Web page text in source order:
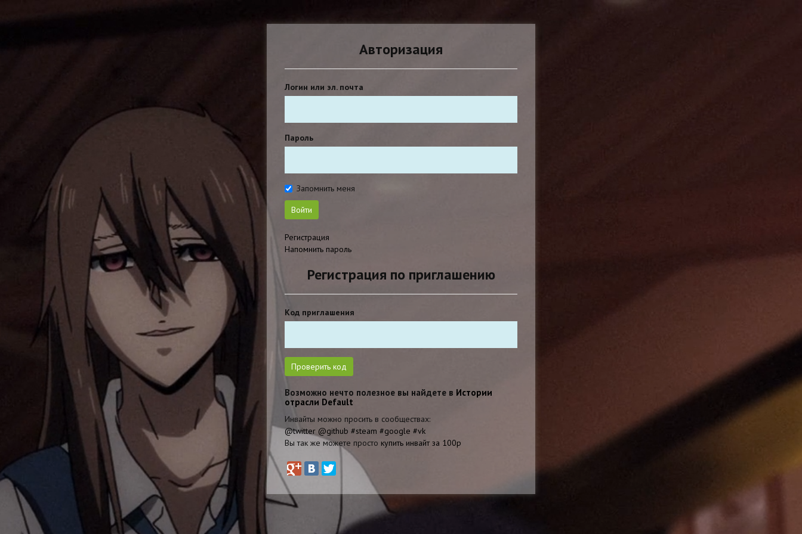
Авторизация
Логин или эл. почта
Пароль
Запомнить меня
Войти
Регистрация
Напомнить пароль
Регистрация по приглашению
Код приглашения
Возможно нечто полезное вы найдете в Истории
отрасли Default
Инвайты можно просить в сообществах:
@twitter @github #steam #google #vk
Вы так же можете просто купить инвайт за 100р